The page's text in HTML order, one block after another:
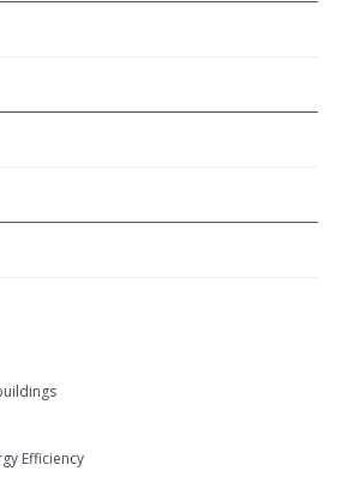
Efficiency